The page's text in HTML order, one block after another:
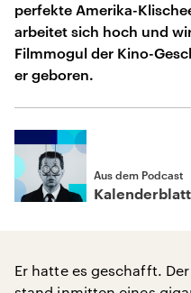
perfekte Amerika-
arbeitet sich hoch und
Filmmogul der Kino-
er geboren.
Aus dem Podcast
Kalenderblatt
Er hatte es geschafft.